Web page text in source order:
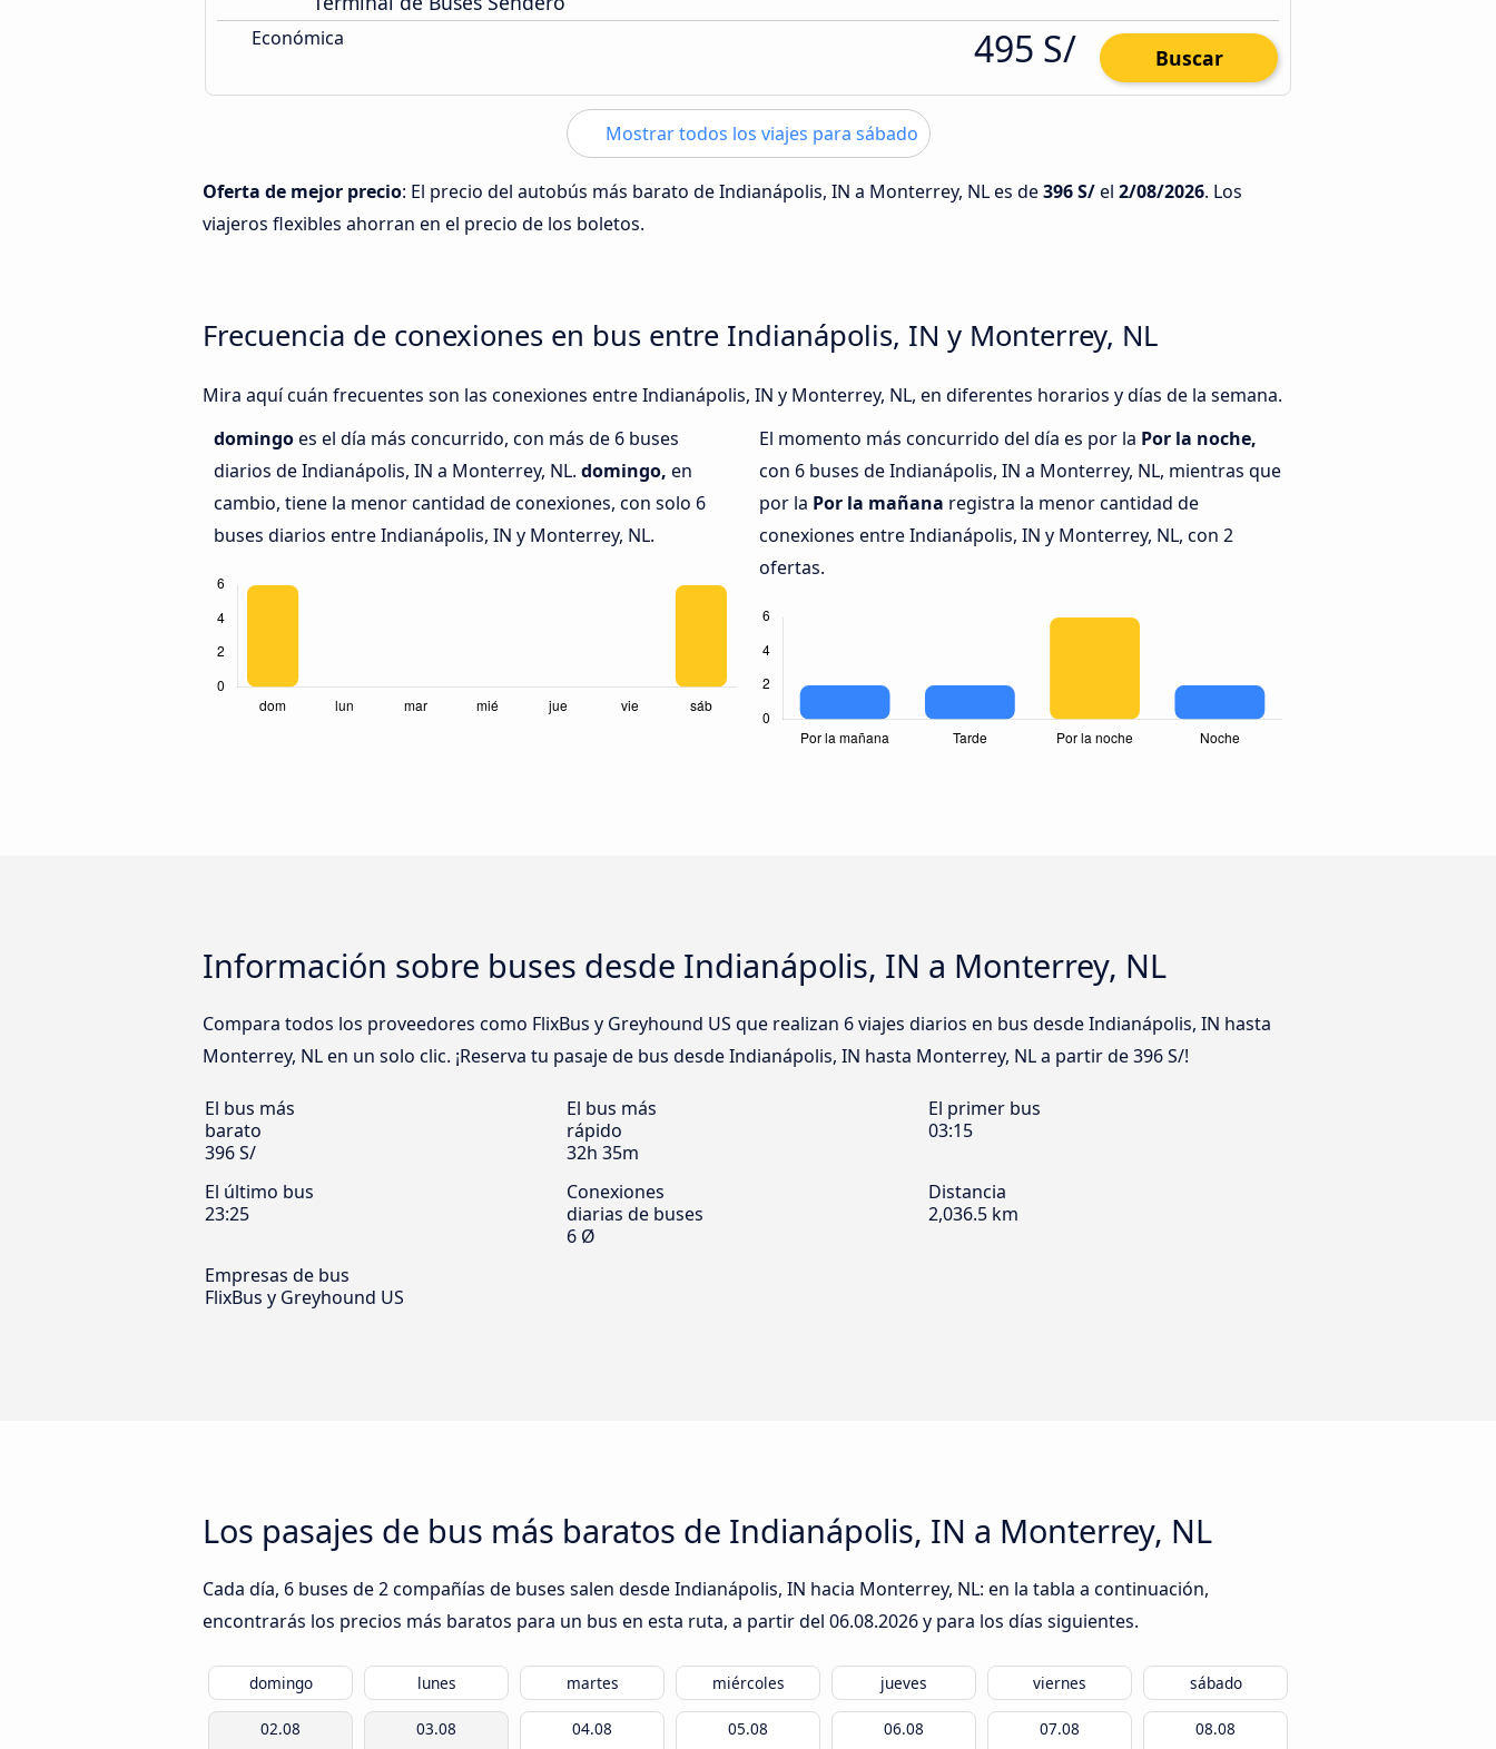
Económica 495 S/ Buscar
Mostrar todos los viajes para sábado
Oferta de mejor precio: El precio del autobús más barato de Indianápolis, IN a Monterrey, NL es de396 S/el 2/08/2026. Los
viajeros flexibles ahorran en el precio de los boletos.
Frecuencia de conexiones en bus entre Indianápolis, IN y Monterrey, NL
Mira aquí cuán frecuentes son las conexiones entre Indianápolis, IN y Monterrey, NL, en diferentes horarios y días de la semana.
domingoes el día más concurrido, con más de 6 buses
diarios de Indianápolis, IN a Monterrey, NL. domingo, en
cambio, tiene la menor cantidad de conexiones, con solo 6
buses diarios entre Indianápolis, IN y Monterrey, NL.
El momento más concurrido del día es por la Por la noche,
con 6 buses de Indianápolis, IN a Monterrey, NL, mientras que
por la Por la mañana registra la menor cantidad de
conexiones entre Indianápolis, IN y Monterrey, NL, con 2
ofertas.
Información sobre buses desde Indianápolis, IN a Monterrey, NL
Compara todos los proveedores como FlixBus y Greyhound US que realizan 6 viajes diarios en bus desde Indianápolis, IN hasta
Monterrey, NL en un solo clic. ¡Reserva tu pasaje de bus desde Indianápolis, IN hasta Monterrey, NL a partir de 396 S/!
El bus más
barato
396 S/
El bus más
rápido
32h 35m
El primer bus
03:15
El último bus
23:25
Conexiones
diarias de buses
6 Ø
Distancia
2,036.5 km
Empresas de bus
FlixBus y Greyhound US
Los pasajes de bus más baratos de Indianápolis, IN a Monterrey, NL
Cada día, 6 buses de 2 compañías de buses salen desde Indianápolis, IN hacia Monterrey, NL: en la tabla a continuación,
encontrarás los precios más baratos para un bus en esta ruta, a partir del 06.08.2026y para los días siguientes.
domingo lunes martes miércoles jueves viernes sábado
02.08 03.08 04.08 05.08 06.08 07.08 08.08